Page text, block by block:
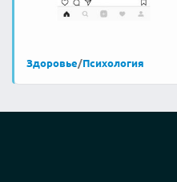
Здоровье/Психология